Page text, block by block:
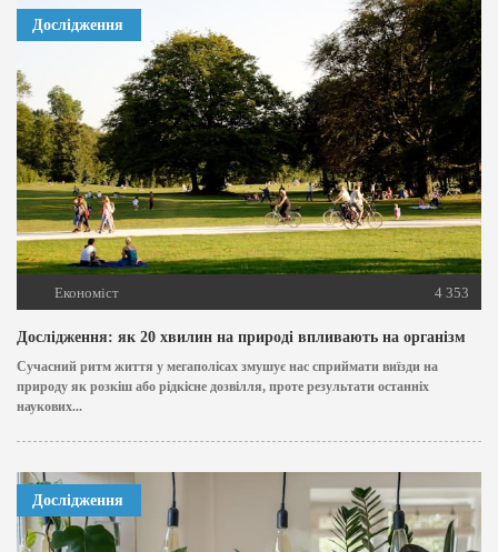
Дослідження
Економіст 4 353
Дослідження: як 20 хвилин на природі впливають на організм
Сучасний ритм життя у мегаполісах змушує нас сприймати виїзди на
природу як розкіш або рідкісне дозвілля, проте результати останніх
наукових...
Дослідження